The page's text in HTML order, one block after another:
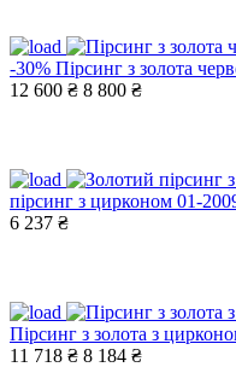
-30% Пірсинг з золота
12 600 ₴ 8 800 ₴
пірсинг з цирконом 01-
6 237 ₴
Пірсинг з золота з
11 718 ₴ 8 184 ₴